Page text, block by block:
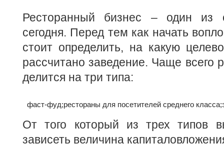
Ресторанный бизнес – один из
сегодня. Перед тем как начать
стоит определить, на какую
рассчитано заведение. Чаще всего
делится на три типа:
фаст-фуд;рестораны для посетителей среднего класса;
От того который из трех типов
зависеть величина